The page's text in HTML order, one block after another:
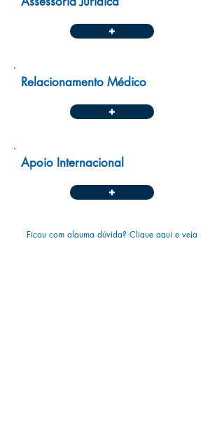
+
Relacionamento Médico
+
Apoio Internacional
+
Ficou com alguma dúvida? Clique aqui e veja